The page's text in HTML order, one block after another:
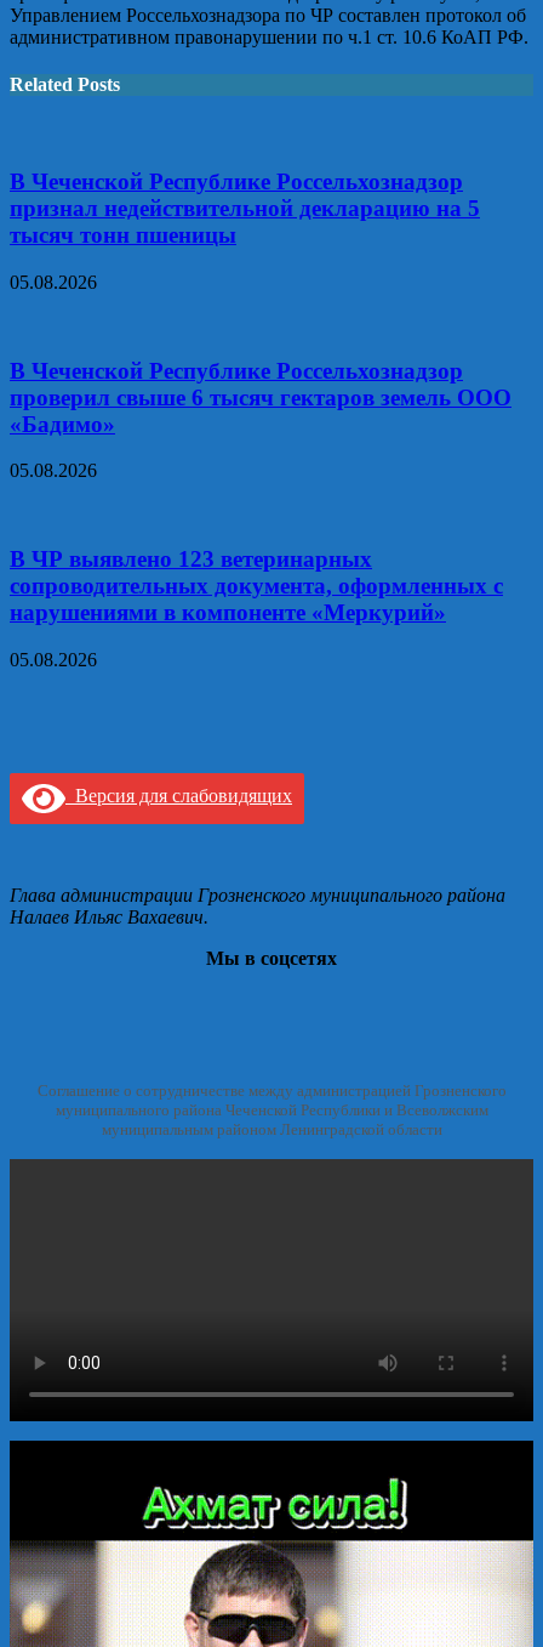
Управлением Россельхознадзора по ЧР составлен протокол об
административном правонарушении по ч.1 ст. 10.6 КоАП РФ.
Related Posts
В Чеченской Республике Россельхознадзор
признал недействительной декларацию на 5
тысяч тонн пшеницы
05.08.2026
В Чеченской Республике Россельхознадзор
проверил свыше 6 тысяч гектаров земель ООО
«Бадимо»
05.08.2026
В ЧР выявлено 123 ветеринарных
сопроводительных документа, оформленных с
нарушениями в компоненте «Меркурий»
05.08.2026
Версия для слабовидящих
Глава администрации Грозненского муниципального района
Налаев Ильяс Вахаевич.
Мы в соцсетях
Соглашение о сотрудничестве между администрацией Грозненского
муниципального района Чеченской Республики и Всеволжским
муниципальным районом Ленинградской области